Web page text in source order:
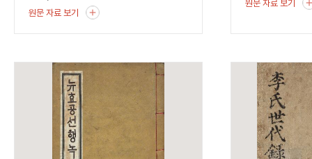
원문 자료 보기
원문 자료 보기